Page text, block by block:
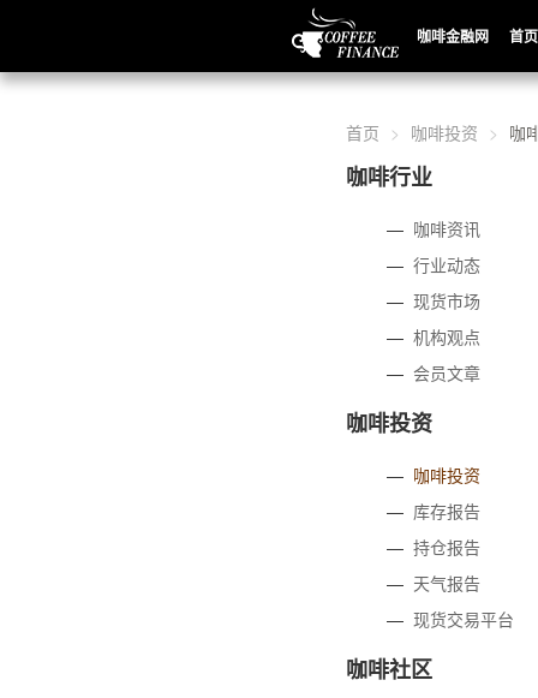
咖啡金融网 首页
首页 咖啡投资 咖
咖啡行业
— 咖啡资讯
—行业动态
—现货市场
—机构观点
—会员文章
咖啡投资
— 咖啡投资
— 库存报告
—持仓报告
— 天气报告
—现货交易平台
咖啡社区